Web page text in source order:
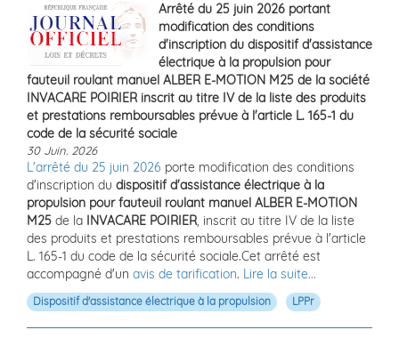
Arrêté du 25 juin 2026 portant
modification des conditions
d'inscription du dispositif d'assistance
électrique à la propulsion pour
fauteuil roulant manuel ALBER E-MOTION M25 de la société
INVACARE POIRIER inscrit au titre IV de la liste des produits
et prestations remboursables prévue à l'article L. 165-1 du
code de la sécurité sociale
30 Juin. 2026
L'arrêté du 25 juin 2026 porte modification des conditions
d'inscription du dispositif d'assistance électrique à la
propulsion pour fauteuil roulant manuel ALBER E-MOTION
M25 de la INVACARE POIRIER, inscrit au titre IV de la liste
des produits et prestations remboursables prévue à l'article
L. 165-1 du code de la sécurité sociale.Cet arrêté est
accompagné d'un avis de tarification. Lire la suite...
Dispositif d'assistance électrique à la propulsion LPPr